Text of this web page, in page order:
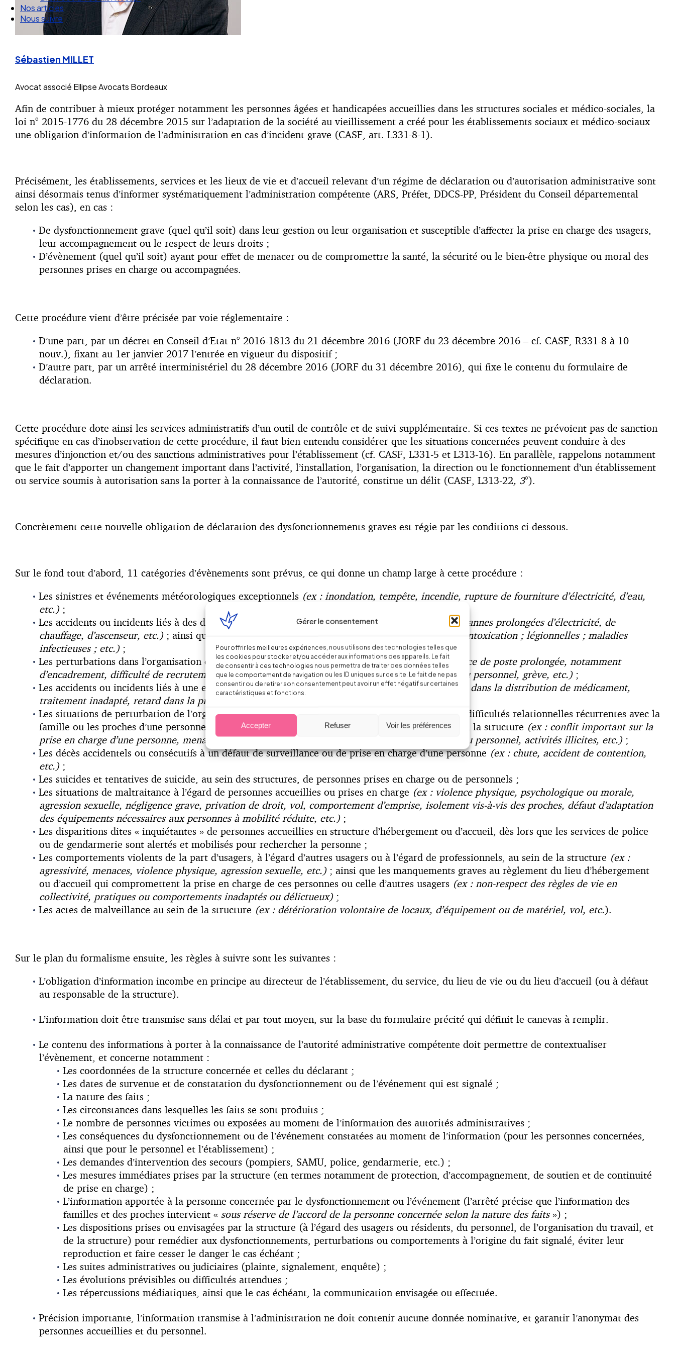
Gérer le consentement
Pour offrir les meilleures expériences, nous utilisons des technologies telles que
les cookies pour stocker et/ou accéder aux informations des appareils. Le fait
de consentir à ces technologies nous permettra de traiter des données telles
que le comportement de navigation ou les ID uniques sur ce site. Le fait de ne pas
consentir ou de retirer son consentement peut avoir un effet négatif sur certaines
caractéristiques et fonctions.
Accepter Refuser Voir les préférences
Nos articles
Nous suivre
Sébastien MILLET
Avocat associé Ellipse Avocats Bordeaux
Afin de contribuer à mieux protéger notamment les personnes âgées et handicapées accueillies dans les structures sociales et médico-sociales, la
loi n° 2015-1776 du 28 décembre 2015 sur l’adaptation de la société au vieillissement a créé pour les établissements sociaux et médico-sociaux
une obligation d’information de l’administration en cas d’incident grave (CASF, art. L331-8-1).
Précisément, les établissements, services et les lieux de vie et d’accueil relevant d’un régime de déclaration ou d’autorisation administrative sont
ainsi désormais tenus d’informer systématiquement l’administration compétente (ARS, Préfet, DDCS-PP, Président du Conseil départemental
selon les cas), en cas :
De dysfonctionnement grave (quel qu’il soit) dans leur gestion ou leur organisation et susceptible d’affecter la prise en charge des usagers,
leur accompagnement ou le respect de leurs droits ;
D’évènement (quel qu’il soit) ayant pour effet de menacer ou de compromettre la santé, la sécurité ou le bien-être physique ou moral des
personnes prises en charge ou accompagnées.
Cette procédure vient d’être précisée par voie réglementaire :
D’une part, par un décret en Conseil d’Etat n° 2016-1813 du 21 décembre 2016 (JORF du 23 décembre 2016 – cf. CASF, R331-8 à 10
nouv.), fixant au 1er janvier 2017 l’entrée en vigueur du dispositif ;
D’autre part, par un arrêté interministériel du 28 décembre 2016 (JORF du 31 décembre 2016), qui fixe le contenu du formulaire de
déclaration.
Cette procédure dote ainsi les services administratifs d’un outil de contrôle et de suivi supplémentaire. Si ces textes ne prévoient pas de sanction
spécifique en cas d’inobservation de cette procédure, il faut bien entendu considérer que les situations concernées peuvent conduire à des
mesures d’injonction et/ou des sanctions administratives pour l’établissement (cf. CASF, L331-5 et L313-16). En parallèle, rappelons notamment
que le fait d’apporter un changement important dans l’activité, l’installation, l’organisation, la direction ou le fonctionnement d’un établissement
ou service soumis à autorisation sans la porter à la connaissance de l’autorité, constitue un délit (CASF, L313-22, 3°).
Concrètement cette nouvelle obligation de déclaration des dysfonctionnements graves est régie par les conditions ci-dessous.
Sur le fond tout d’abord, 11 catégories d’évènements sont prévus, ce qui donne un champ large à cette procédure :
Les sinistres et événements météorologiques exceptionnels (ex : inondation, tempête, incendie, rupture de fourniture d’électricité, d’eau,
etc.);
Les accidents ou incidents liés à des défaillances d’équipements techniques de la structure
(ex : pannes prolongées d’électricité, de
chauffage, d’ascenseur, etc.) ; ainsi que les événements en santé environnement
(ex : épidémie, intoxication ; légionnelles ; maladies
infectieuses ; etc.);
Les perturbations dans l’organisation du travail et la gestion des ressources humaines(ex : vacance de poste prolongée, notamment
d’encadrement, difficulté de recrutement, absence imprévue de plusieurs personnels, turnover du personnel, grève, etc.);
Les accidents ou incidents liés à une erreur ou à un défaut de soin ou de surveillance(ex : erreur dans la distribution de médicament,
traitement inadapté, retard dans la prise en charge ou le traitement apporté, etc.)
Les situations de perturbation de l’organisation ou du fonctionnement de la structure liées à des difficultés relationnelles récurrentes avec la
famille ou les proches d’une personne prise en charge, ou du fait d’autres personnes extérieures à la structure (ex : conflit important sur la
prise en charge d’une personne, menaces répétées, demandes inadaptées, défiance à l’encontre du personnel, activités illicites, etc.);
Les décès accidentels ou consécutifs à un défaut de surveillance ou de prise en charge d’une personne (ex : chute, accident de contention,
etc.);
Les suicides et tentatives de suicide, au sein des structures, de personnes prises en charge ou de personnels ;
Les situations de maltraitance à l’égard de personnes accueillies ou prises en charge (ex : violence physique, psychologique ou morale,
agression sexuelle, négligence grave, privation de droit, vol, comportement d’emprise, isolement vis-à-vis des proches, défaut d’adaptation
des équipements nécessaires aux personnes à mobilité réduite, etc.);
Les disparitions dites « inquiétantes » de personnes accueillies en structure d’hébergement ou d’accueil, dès lors que les services de police
ou de gendarmerie sont alertés et mobilisés pour rechercher la personne ;
Les comportements violents de la part d’usagers, à l’égard d’autres usagers ou à l’égard de professionnels, au sein de la structure (ex :
agressivité, menaces, violence physique, agression sexuelle, etc.); ainsi que les manquements graves au règlement du lieu d’hébergement
ou d’accueil qui compromettent la prise en charge de ces personnes ou celle d’autres usagers (ex : non-respect des règles de vie en
collectivité, pratiques ou comportements inadaptés ou délictueux);
Les actes de malveillance au sein de la structure (ex : détérioration volontaire de locaux, d’équipement ou de matériel, vol, etc.).
Sur le plan du formalisme ensuite, les règles à suivre sont les suivantes :
L’obligation d’information incombe en principe au directeur de l’établissement, du service, du lieu de vie ou du lieu d’accueil (ou à défaut
au responsable de la structure).
L’information doit être transmise sans délai et par tout moyen, sur la base du formulaire précité qui définit le canevas à remplir.
Le contenu des informations à porter à la connaissance de l’autorité administrative compétente doit permettre de contextualiser
l’évènement, et concerne notamment :
Les coordonnées de la structure concernée et celles du déclarant ;
Les dates de survenue et de constatation du dysfonctionnement ou de l’événement qui est signalé ;
La nature des faits ;
Les circonstances dans lesquelles les faits se sont produits ;
Le nombre de personnes victimes ou exposées au moment de l’information des autorités administratives ;
Les conséquences du dysfonctionnement ou de l’événement constatées au moment de l’information (pour les personnes concernées,
ainsi que pour le personnel et l’établissement) ;
Les demandes d’intervention des secours (pompiers, SAMU, police, gendarmerie, etc.) ;
Les mesures immédiates prises par la structure (en termes notamment de protection, d’accompagnement, de soutien et de continuité
de prise en charge) ;
L’information apportée à la personne concernée par le dysfonctionnement ou l’événement (l’arrêté précise que l’information des
familles et des proches intervient « sous réserve de l’accord de la personne concernée selon la nature des faits») ;
Les dispositions prises ou envisagées par la structure (à l’égard des usagers ou résidents, du personnel, de l’organisation du travail, et
de la structure) pour remédier aux dysfonctionnements, perturbations ou comportements à l’origine du fait signalé, éviter leur
reproduction et faire cesser le danger le cas échéant ;
Les suites administratives ou judiciaires (plainte, signalement, enquête) ;
Les évolutions prévisibles ou difficultés attendues ;
Les répercussions médiatiques, ainsi que le cas échéant, la communication envisagée ou effectuée.
Précision importante, l’information transmise à l’administration ne doit contenir aucune donnée nominative, et garantir l’anonymat des
personnes accueillies et du personnel.